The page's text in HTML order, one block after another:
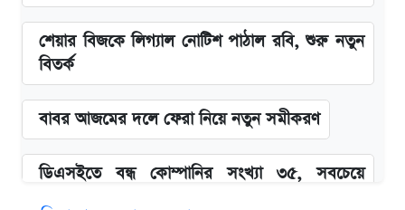
শেয়ার বিজকে লিগ্যাল নোটিশ পাঠাল রবি, শুরু নতুন
বিতর্ক
বাবর আজমের দলে ফেরা নিয়ে নতুন সমীকরণ
ডিএসইতে বন্ধ কোম্পানির সংখ্যা ৩৫, সবচেয়ে